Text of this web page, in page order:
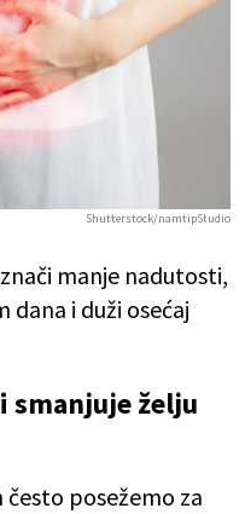
Shutterstock/namtipStudio
manje nadutosti,
i duži osećaj
smanjuje želju
posežemo za